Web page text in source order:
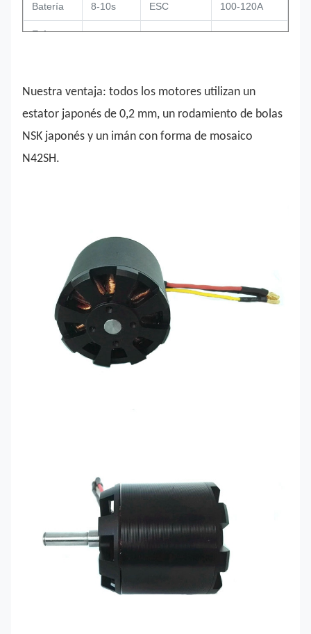
Batería 8-10s ESC 100-120A
Esfuerzo
Longitud 64mm Eje 8/10mm
Peso 850g
sensor de
pasillo
proporcionar
Nuestra ventaja: todos los motores utilizan un
estator japonés de 0,2 mm, un rodamiento de bolas
NSK japonés y un imán con forma de mosaico
N42SH.